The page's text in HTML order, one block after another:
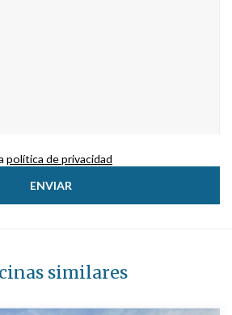
política de privacidad
similares